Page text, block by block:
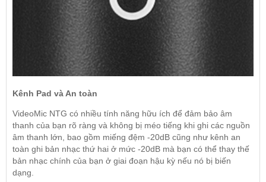
Kênh Pad và An toàn
VideoMic NTG có nhiều tính năng hữu ích để đảm bảo âm
thanh của bạn rõ ràng và không bị méo tiếng khi ghi các nguồn
âm thanh lớn, bao gồm miếng đệm -20dB cũng như kênh an
toàn ghi bản nhạc thứ hai ở mức -20dB mà bạn có thể thay thế
bản nhạc chính của bạn ở giai đoạn hậu kỳ nếu nó bị biến
dạng.